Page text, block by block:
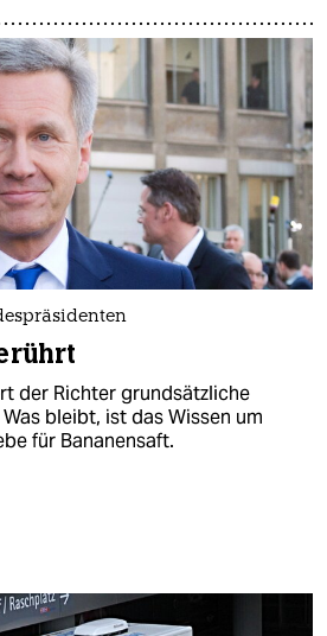
der Richter grundsätzliche
bleibt, ist das Wissen um
für Bananensaft.